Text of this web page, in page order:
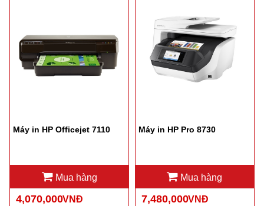
Máy in HP Officejet 7110
Mua hàng
4,070,000VNĐ
Máy in HP Pro 8730
Mua hàng
7,480,000VNĐ